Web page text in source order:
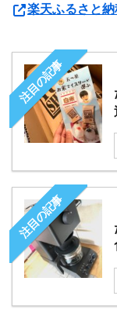
楽天ふるさと
注目の記事
注目の記事